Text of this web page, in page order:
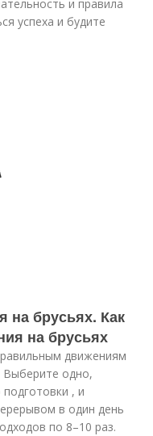
и правила
успеха и будите
на брусьях. Как
на брусьях
движениям
Выберите одно,
, и
в один день
по 8–10 раз.